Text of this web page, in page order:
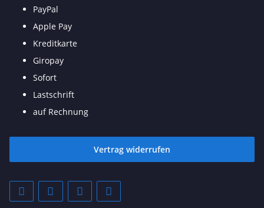
PayPal
Apple Pay
Kreditkarte
Giropay
Sofort
Lastschrift
auf Rechnung
Vertrag widerrufen